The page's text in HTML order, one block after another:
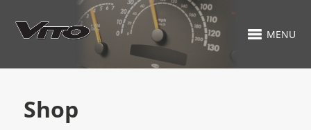
MENU
Shop